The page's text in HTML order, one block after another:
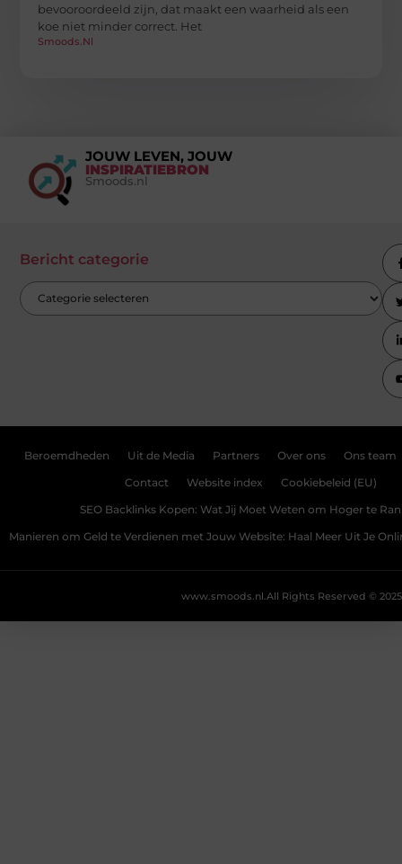
bevooroordeeld zijn, dat maakt een waarheid als een
koe niet minder correct. Het
Smoods.nl
JOUW LEVEN, JOUW
INSPIRATIEBRON
Smoods.nl
Bericht categorie
Beroemdheden Uit de Media Partners Over ons Ons team
Contact Website index Cookiebeleid (EU)
SEO Backlinks Kopen: Wat Jij Moet Weten om Hoger te
Manieren om Geld te Verdienen met Jouw Website: Haal Meer Uit Je
All Rights Reserved © 2025
www.smoods.nl.